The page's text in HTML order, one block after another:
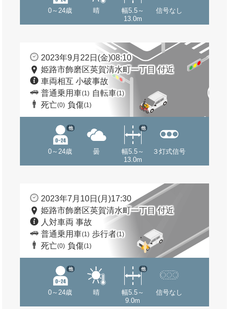
0～24歳 晴
幅5.5～
13.0m
信号なし
2023年9月22日(金)08:10
姫路市飾磨区英賀清水町一丁目 付近
車両相互 小破事故
普通乗用車(1) 自転車(1)
死亡(0) 負傷(1)
0～24歳
他
曇
幅5.5～
13.0m
他
３灯式信号
2023年7月10日(月)17:30
姫路市飾磨区英賀清水町一丁目 付近
人対車両 事故
普通乗用車(1) 歩行者(1)
死亡(0) 負傷(1)
0～24歳
他
晴
幅5.5～
9.0m
他
信号なし